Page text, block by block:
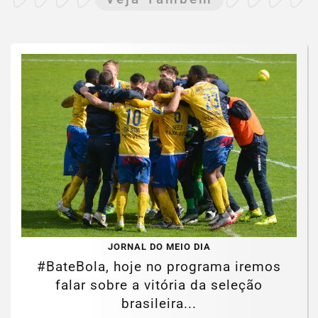
JORNAL DO MEIO DIA
#BateBola, hoje no programa iremos
falar sobre a vitória da seleção
brasileira...